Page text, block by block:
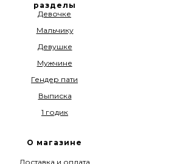
О магазине
Доставка и оплата
разделы
Девочке
Мальчику
Девушке
Мужчине
Гендер пати
Выписка
1 годик